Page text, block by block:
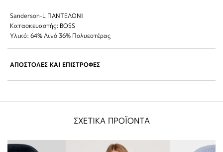
Sanderson-L ΠΑΝΤΕΛΟΝΙ
Κατασκευαστής: BOSS
Υλικό: 64% Λινό 36% Πολυεστέρας
ΑΠΟΣΤΟΛΕΣ ΚΑΙ ΕΠΙΣΤΡΟΦΕΣ
ΣΧΕΤΙΚΑ ΠΡΟΪΟΝΤΑ